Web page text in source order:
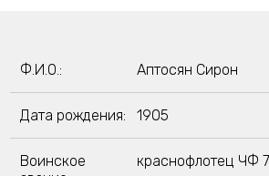
Ф.И.О.: Аптосян Сирон
Дата рождения: 1905
Воинское
краснофлотец ЧФ